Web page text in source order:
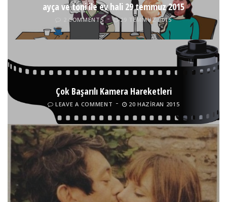
ayça ve toni ile ev hali 29 temmuz 2015
2 COMMENTS 29 TEMMUZ 2015
Çok Başarılı Kamera Hareketleri
LEAVE A COMMENT 20 HAZIRAN 2015